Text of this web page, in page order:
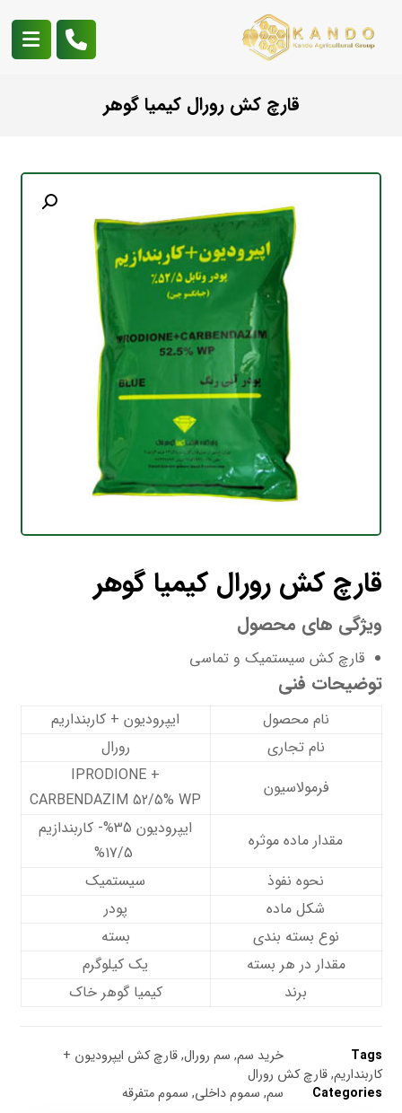
قارچ کش رورال کیمیا گوهر
قارچ کش رورال کیمیا گوهر
ویژگی های محصول
قارچ کش سیستمیک و تماسی
توضیحات فنی
نام محصول
ایپرودیون + کاربنداریم
نام تجاری
رورال
فرمولاسیون
IPRODIONE +
CARBENDAZIM 52/5% WP
مقدار ماده موثره
ایپرودیون 35%- کاربندازیم
نحوه نفوذ
سیستمیک
شکل ماده
پودر
نوع بسته بندی
بسته
مقدار در هر بسته
یک کیلوگرم
برند
کیمیا گوهر خاک
Tags خرید سم, سم رورال,قارچ کش ایپرودیون +
کاربنداریم,قارچ کش رورال
Categories
سم, سموم داخلی, سموم متفرقه